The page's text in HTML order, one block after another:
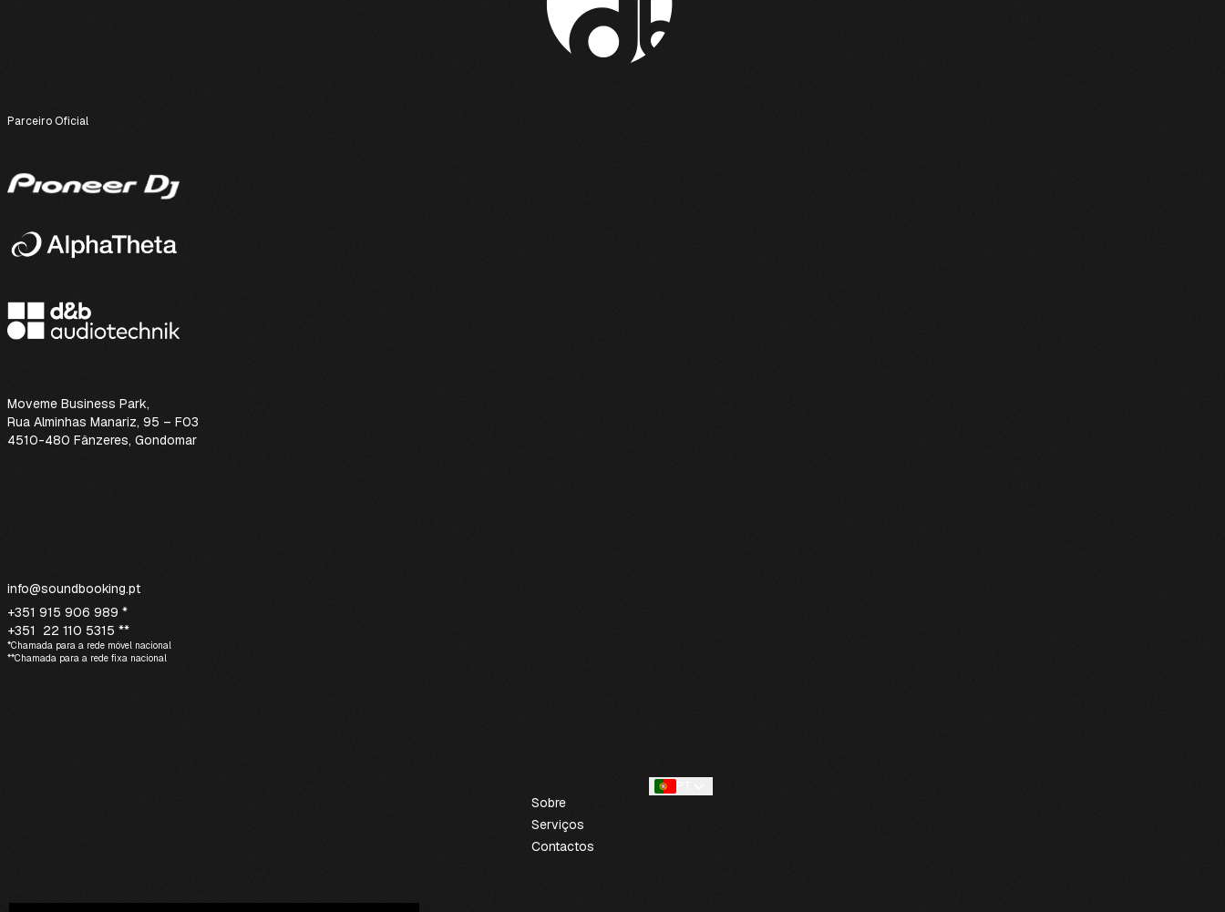
Parceiro Oficial
Moveme Business Park,
Rua Alminhas Manariz, 95 – F03
4510-480 Fânzeres, Gondomar
info@soundbooking.pt
+351 915 906 989 *
+351 22 110 5315 **
*Chamada para a rede móvel nacional
**Chamada para a rede fixa nacional
Sobre
Serviços
Contactos